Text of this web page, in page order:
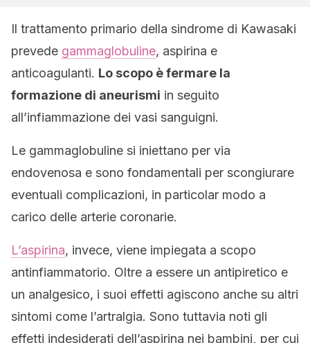
Il trattamento primario della sindrome di Kawasaki
prevede gammaglobuline, aspirina e
anticoagulanti. Lo scopo è fermare la
formazione di aneurismi in seguito
all’infiammazione dei vasi sanguigni.
Le gammaglobuline si iniettano per via
endovenosa e sono fondamentali per scongiurare
eventuali complicazioni, in particolar modo a
carico delle arterie coronarie.
L’aspirina, invece, viene impiegata a scopo
antinfiammatorio. Oltre a essere un antipiretico e
un analgesico, i suoi effetti agiscono anche su altri
sintomi come l’artralgia. Sono tuttavia noti gli
effetti indesiderati dell’aspirina nei bambini
per cui